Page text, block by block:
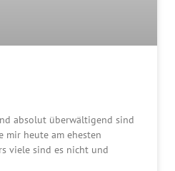
absolut überwältigend sind
mir heute am ehesten
viele sind es nicht und